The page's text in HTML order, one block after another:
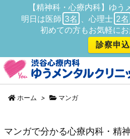
【精神科・心療内科】ゆう
明日は医師 3名 、心理士 2名
初めての方もお気軽にお
診察申込
ホーム > マンガ
マンガで分かる心療内科・精